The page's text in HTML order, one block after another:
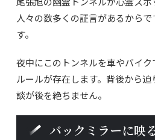
人々の数多くの証言があるから
す。
夜中にこのトンネルを車やバイ
ルールが存在します。背後から
談が後を絶ちません。
バックミラーに映